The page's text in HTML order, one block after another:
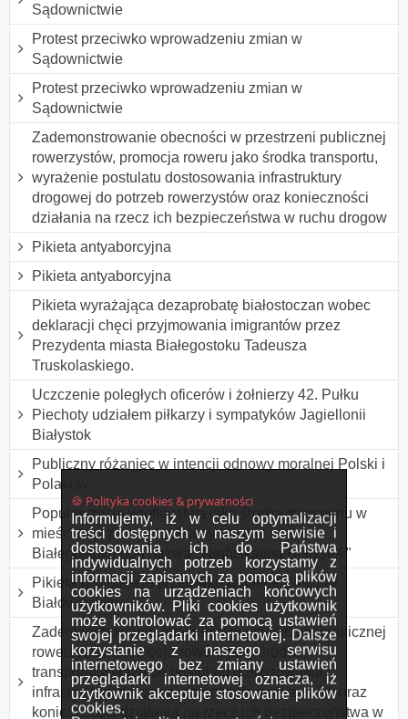
🍪 Polityka cookies & prywatności
Informujemy, iż w celu optymalizacji
treści dostępnych w naszym serwisie i
dostosowania ich do Państwa
indywidualnych potrzeb korzystamy z
informacji zapisanych za pomocą plików
cookies na urządzeniach końcowych
użytkowników. Pliki cookies użytkownik
może kontrolować za pomocą ustawień
swojej przeglądarki internetowej. Dalsze
korzystanie z naszego serwisu
internetowego bez zmiany ustawień
przeglądarki internetowej oznacza, iż
użytkownik akceptuje stosowanie plików
cookies.
Sądownictwie
Protest przeciwko wprowadzeniu zmian w
Sądownictwie
Protest przeciwko wprowadzeniu zmian w
Sądownictwie
Zademonstrowanie obecności w przestrzeni publicznej
rowerzystów, promocja roweru jako środka transportu,
wyrażenie postulatu dostosowania infrastruktury
drogowej do potrzeb rowerzystów oraz konieczności
działania na rzecz ich bezpieczeństwa w ruchu drogow
Pikieta antyaborcyjna
Pikieta antyaborcyjna
Pikieta wyrażająca dezaprobatę białostoczan wobec
deklaracji chęci przyjmowania imigrantów przez
Prezydenta miasta Białegostoku Tadeusza
Truskolaskiego.
Uczczenie poległych oficerów i żołnierzy 42. Pułku
Piechoty udziałem piłkarzy i sympatyków Jagiellonii
Białystok
Publiczny różaniec w intencji odnowy moralnej Polski i
Polaków
Popularyzacja wrotkarstwa jako środka transportu w
mieście - przemarsz rolkarzy ulicami miasta
Białegostoku pod nazwą ,,Nightskating Białystok"
Pikieta w proteście przeciwko wycince Puszczy
Białowieskiej.
Zademonstrowanie obecności w przestrzeni publicznej
rowerzystów,promocja roweru jako środka
transportu,wyrażenie postulatu dostosowania
infrastruktury drogowej do potrzeb rowerzystów oraz
konieczności działania na rzecz ich bezpieczeństwa w